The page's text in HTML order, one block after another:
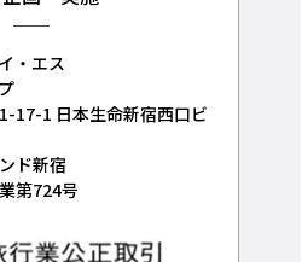
・エス
17-1 日本生命新宿西口ビ
ド新宿
第724号